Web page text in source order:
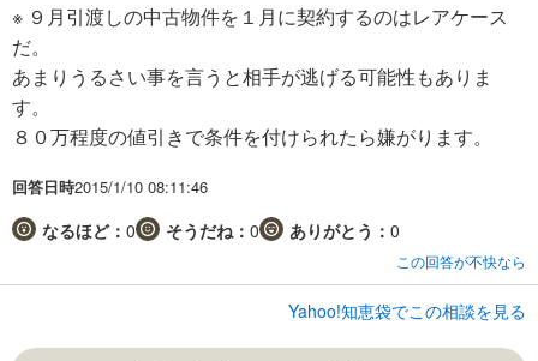
※ ９月引渡しの中古物件を１月に契約するのはレアケース
だ。
あまりうるさい事を言うと相手が逃げる可能性もありま
す。
８０万程度の値引きで条件を付けられたら嫌がります。
回答日時2015/1/10 08:11:46
なるほど： 0 そうだね： 0 ありがとう： 0
この回答が不快なら
Yahoo!知恵袋でこの相談を見る